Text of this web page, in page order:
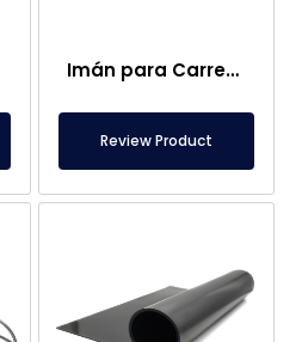
Imán para Carretilla Elevadora – Completamente Inoxidable – 10 cm Distancia Efectiva – Fácil Liberación con Asa
Review Product